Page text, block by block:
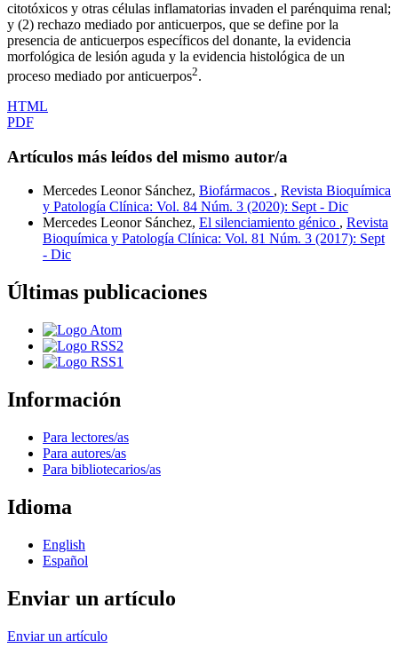
citotóxicos y otras células inflamatorias invaden el parénquima renal;
y (2) rechazo mediado por anticuerpos, que se define por la
presencia de anticuerpos específicos del donante, la evidencia
morfológica de lesión aguda y la evidencia histológica de un
proceso mediado por anticuerpos2.
HTML
PDF
Artículos más leídos del mismo autor/a
Mercedes Leonor Sánchez, Biofármacos , Revista Bioquímica
y Patología Clínica: Vol. 84 Núm. 3 (2020): Sept - Dic
Mercedes Leonor Sánchez, El silenciamiento génico , Revista
Bioquímica y Patología Clínica: Vol. 81 Núm. 3 (2017): Sept
- Dic
Últimas publicaciones
Información
Para lectores/as
Para autores/as
Para bibliotecarios/as
Idioma
English
Español
Enviar un artículo
Enviar un artículo